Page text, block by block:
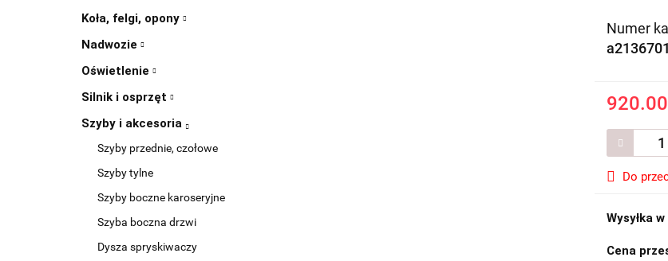
Koła, felgi, opony
Nadwozie
Oświetlenie
Silnik i osprzęt
Szyby i akcesoria
Szyby przednie, czołowe
Szyby tylne
Szyby boczne karoseryjne
Szyba boczna drzwi
Dysza spryskiwaczy
Numer
920.00
Do
Wysyłka
Cena